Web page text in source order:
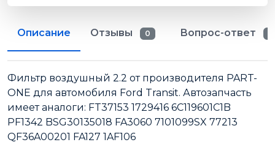
Описание Отзывы 0 Вопрос-ответ
Фильтр воздушный 2.2 от производителя PART-
ONE для автомобиля Ford Transit. Автозапчасть
имеет аналоги: FT37153 1729416 6C119601C1B
PF1342 BSG30135018 FA3060 7101099SX 77213
QF36A00201 FA127 1AF106